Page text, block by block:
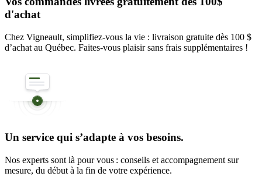
d'achat
Chez Vigneault, simplifiez-vous la vie : livraison gratuite dès 100 $
d’achat au Québec. Faites-vous plaisir sans frais supplémentaires !
Un service qui s’adapte à vos besoins.
Nos experts sont là pour vous : conseils et accompagnement sur
mesure, du début à la fin de votre expérience.